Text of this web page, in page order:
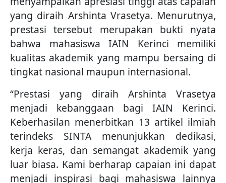
yang diraih Arshinta Vrasetya. Menurutnya,
prestasi tersebut merupakan bukti nyata
bahwa mahasiswa IAIN Kerinci memiliki
kualitas akademik yang mampu bersaing di
tingkat nasional maupun internasional.
“Prestasi yang diraih Arshinta Vrasetya
menjadi kebanggaan bagi IAIN Kerinci.
Keberhasilan menerbitkan 13 artikel ilmiah
terindeks SINTA menunjukkan dedikasi,
kerja keras, dan semangat akademik yang
luar biasa. Kami berharap capaian ini dapat
menjadi inspirasi bagi mahasiswa lainnya